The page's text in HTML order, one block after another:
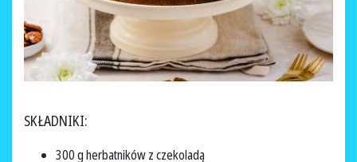
SKŁADNIKI:
300 g herbatników z czekoladą